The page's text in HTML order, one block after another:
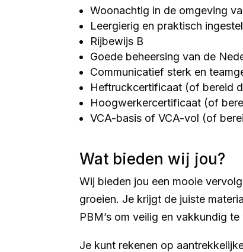
Woonachtig in de omgeving
Leergierig en praktisch
Rijbewijs B
Goede beheersing van de
Communicatief sterk en
Heftruckcertificaat (of bereid
Hoogwerkercertificaat (of
VCA-basis of VCA-vol (of
Wat bieden wij jou?
Wij bieden jou een mooie
groeien. Je krijgt de juiste
PBM’s om veilig en vakkundig te
Je kunt rekenen op